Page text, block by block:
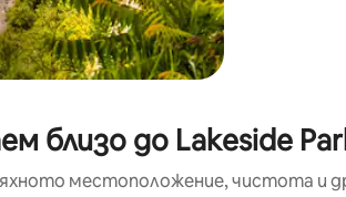
близо до Lakeside
местоположение, чистота и